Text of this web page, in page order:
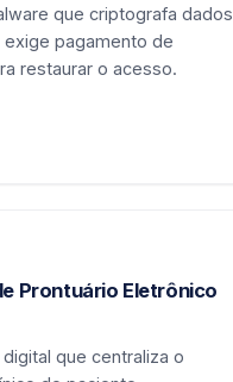
que criptografa dados
exige pagamento de
restaurar o acesso.
Prontuário Eletrônico
que centraliza o